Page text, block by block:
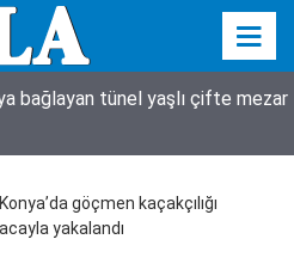
bağlayan tünel yaşlı çifte mezar
Konya’da göçmen kaçakçılığı
yakalandı